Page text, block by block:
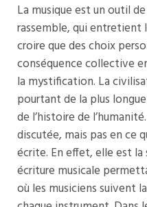
La musique est un outil
rassemble, qui entretient
croire que des choix
conséquence collective
la mystification. La
pourtant de la plus
de l’histoire de
discutée, mais pas en ce
écrite. En effet, elle est la
écriture musicale
où les musiciens suivent